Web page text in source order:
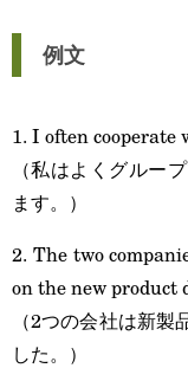
例文
1. I often cooperate
（私はよくグルー
ます。）
2. The two
on the new product
（2つの会社は新
した。）